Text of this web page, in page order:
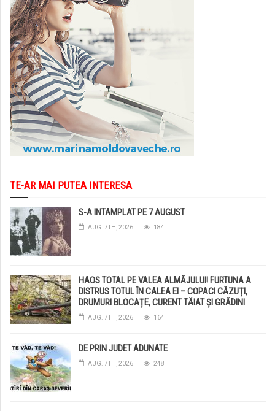
TE-AR MAI PUTEA INTERESA
S-A INTAMPLAT PE 7 AUGUST
AUG. 7TH, 2026 184
HAOS TOTAL PE VALEA ALMĂJULUI! FURTUNA A
DISTRUS TOTUL ÎN CALEA EI – COPACI CĂZUȚI,
DRUMURI BLOCAȚE, CURENT TĂIAT ȘI GRĂDINI
DISTRUSE DE GRINDINĂ!
AUG. 7TH, 2026 164
DE PRIN JUDET ADUNATE
AUG. 7TH, 2026 248